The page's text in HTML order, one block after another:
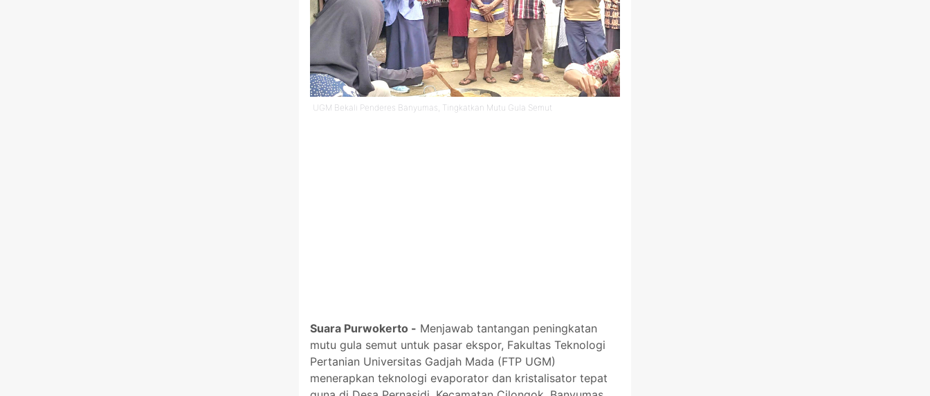
UGM Bekali Penderes Banyumas, Tingkatkan Mutu Gula Semut
Suara Purwokerto - Menjawab tantangan peningkatan
mutu gula semut untuk pasar ekspor, Fakultas Teknologi
Pertanian Universitas Gadjah Mada (FTP UGM)
menerapkan teknologi evaporator dan kristalisator tepat